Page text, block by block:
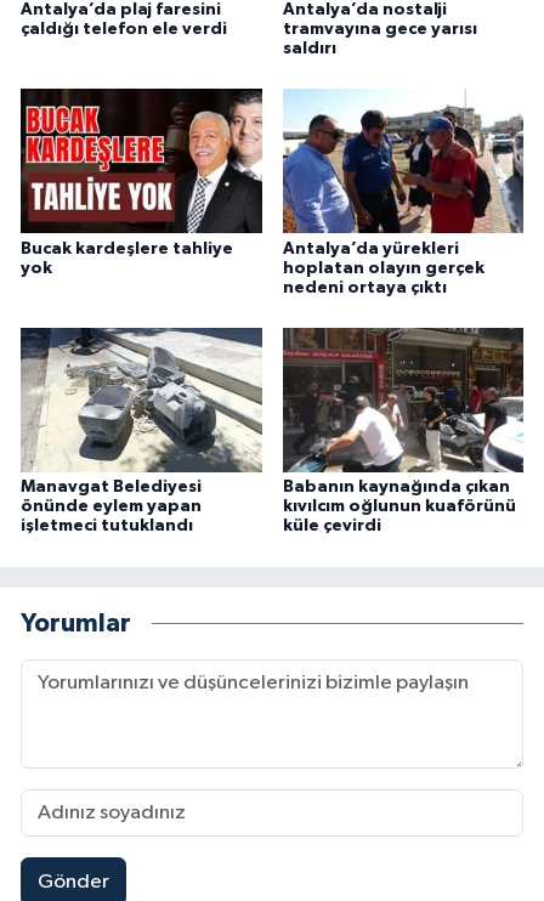
Antalya’da plaj faresini
çaldığı telefon ele verdi
Antalya’da nostalji
tramvayına gece yarısı
saldırı
Bucak kardeşlere tahliye
yok
Antalya’da yürekleri
hoplatan olayın gerçek
nedeni ortaya çıktı
Manavgat Belediyesi
önünde eylem yapan
işletmeci tutuklandı
Babanın kaynağında çıkan
kıvılcım oğlunun kuaförünü
küle çevirdi
Yorumlar
Gönder